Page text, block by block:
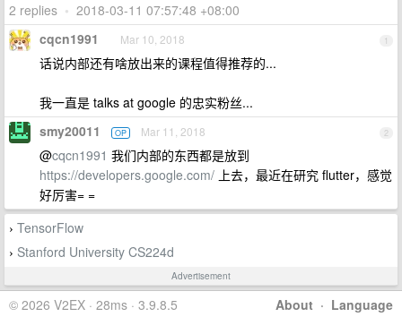
2 replies • 2018-03-11 07:57:48 +08:00
1
cqcn1991 Mar 10, 2018
话说内部还有啥放出来的课程值得推荐的...
我一直是 talks at google 的忠实粉丝...
2
smy20011 OP Mar 11, 2018
@cqcn1991 我们内部的东西都是放到
https://developers.google.com/ 上去，最近在研究 flutter，感觉
好厉害= =
› TensorFlow
› Stanford University CS224d
Advertisement
About · Language
© 2026 V2EX · 28ms · 3.9.8.5